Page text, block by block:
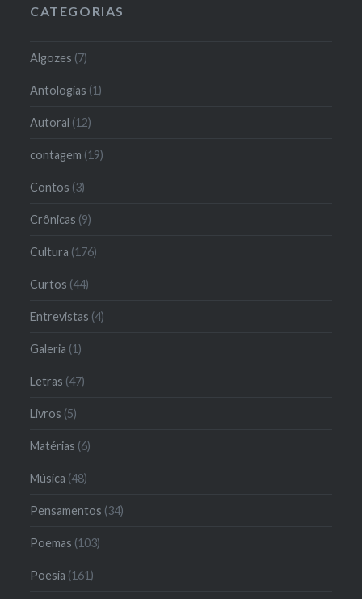
CATEGORIAS
Algozes (7)
Antologias (1)
Autoral (12)
contagem (19)
Contos (3)
Crônicas (9)
Cultura (176)
Curtos (44)
Entrevistas (4)
Galeria (1)
Letras (47)
Livros (5)
Matérias (6)
Música (48)
Pensamentos (34)
Poemas (103)
Poesia (161)